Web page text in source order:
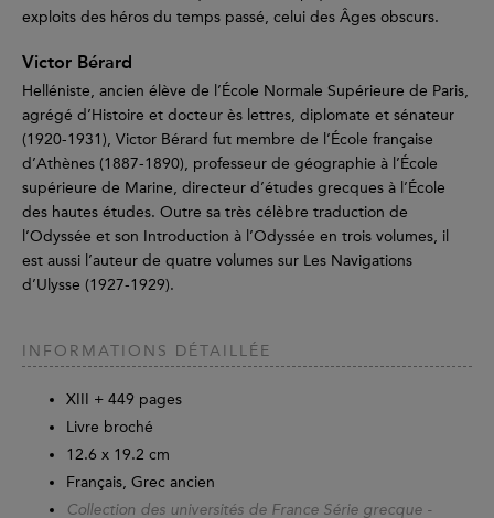
exploits des héros du temps passé, celui des Âges obscurs.
Victor Bérard
Helléniste, ancien élève de l’École Normale Supérieure de Paris,
agrégé d’Histoire et docteur ès lettres, diplomate et sénateur
(1920-1931), Victor Bérard fut membre de l’École française
d’Athènes (1887-1890), professeur de géographie à l’École
supérieure de Marine, directeur d’études grecques à l’École
des hautes études. Outre sa très célèbre traduction de
l’Odyssée et son Introduction à l’Odyssée en trois volumes, il
est aussi l’auteur de quatre volumes sur Les Navigations
d’Ulysse (1927-1929).
INFORMATIONS DÉTAILLÉE
XIII + 449 pages
Livre broché
12.6 x 19.2 cm
Français, Grec ancien
Collection des universités de France Série grecque -